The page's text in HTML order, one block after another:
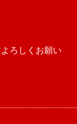
ろしくお願い